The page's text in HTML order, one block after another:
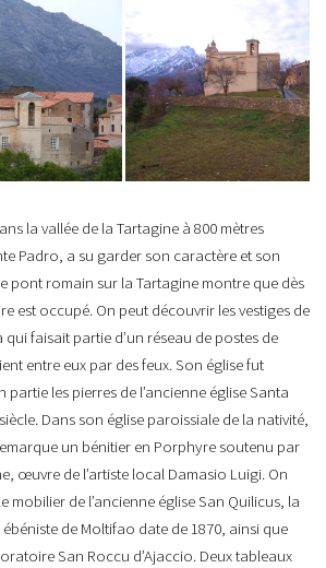
la vallée de la Tartagine à 800 mètres
Padro, a su garder son caractère et son
pont romain sur la Tartagine montre que dès
est occupé. On peut découvrir les vestiges de
qui faisait partie d’un réseau de postes de
entre eux par des feux. Son église fut
partie les pierres de l’ancienne église Santa
Dans son église paroissiale de la nativité,
un bénitier en Porphyre soutenu par
œuvre de l’artiste local Damasio Luigi. On
mobilier de l’ancienne église San Quilicus, la
de Moltifao date de 1870, ainsi que
San Roccu d’Ajaccio. Deux tableaux